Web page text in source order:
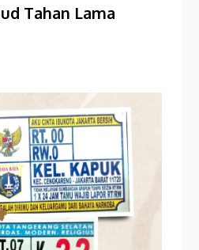
Tahan Lama